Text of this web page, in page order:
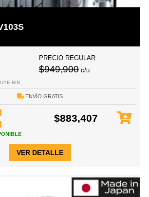
PRECIO REGULAR
$949,900 c/u
RIN
ENVÍO GRATIS
$883,407
VER DETALLE